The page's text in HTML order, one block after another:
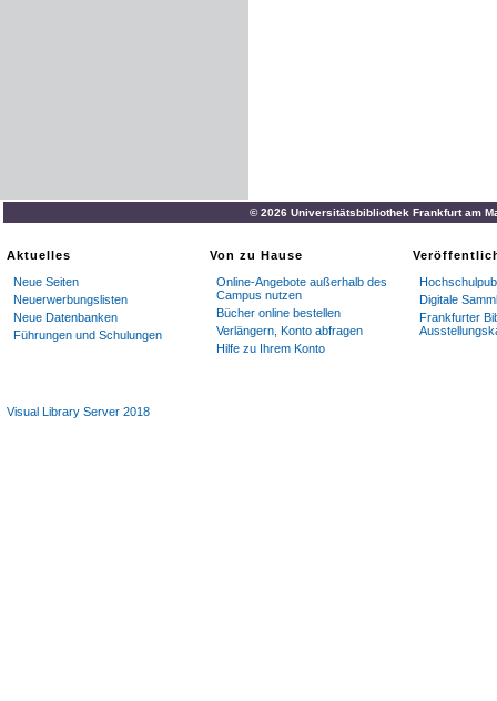
© 2026 Universitätsbibliothek Frankfurt am
Aktuelles
Neue Seiten
Neuerwerbungslisten
Neue Datenbanken
Führungen und Schulungen
Von zu Hause
Online-Angebote außerhalb des
Campus nutzen
Bücher online bestellen
Verlängern, Konto abfragen
Hilfe zu Ihrem Konto
Digitale
Frankfurter
Visual Library Server 2018